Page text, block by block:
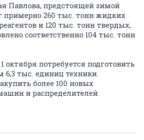
Павлова, предстоящей зимой
примерно 260 тыс. тонн жидких
и 120 тыс. тонн твердых,
соответственно 104 тыс. тонн
октября потребуется подготовить
6,3 тыс. единиц техники.
более 100 новых
и распределителей